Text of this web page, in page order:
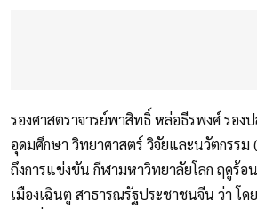
รองศาสตราจารย์พาสิทธิ์ หล่อธีรพงศ์ รองป
อุดมศึกษา วิทยาศาสตร์ วิจัยและนวัตกรรม
ถึงการแข่งขัน กีฬามหาวิทยาลัยโลก ฤดูร้
เมืองเฉินตู สาธารณรัฐประชาชนจีน ว่า โ